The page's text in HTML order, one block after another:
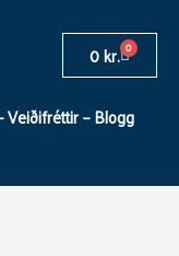
0kr. 0
Cart
Veiðifréttir – Blogg